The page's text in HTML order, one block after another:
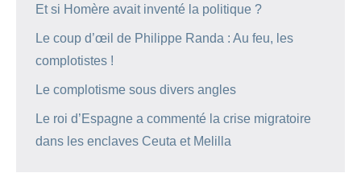
Et si Homère avait inventé la politique ?
Le coup d’œil de Philippe Randa : Au feu, les
complotistes !
Le complotisme sous divers angles
Le roi d’Espagne a commenté la crise migratoire
dans les enclaves Ceuta et Melilla